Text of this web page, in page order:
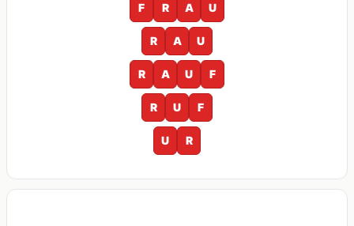
F R A U
R A U
R A U F
R U F
U R